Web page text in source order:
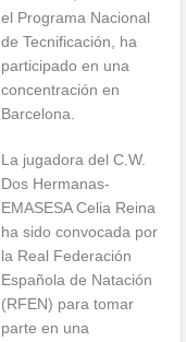
el Programa Nacional
de Tecnificación, ha
participado en una
concentración en
Barcelona.
La jugadora del C.W.
Dos Hermanas-
EMASESA Celia Reina
ha sido convocada por
la Real Federación
Española de Natación
(RFEN) para tomar
parte en una